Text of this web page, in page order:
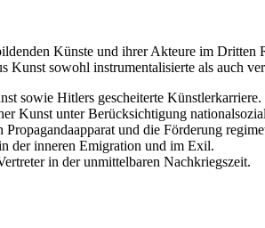
Künste und ihrer Akteure im
Kunst sowohl instrumentalisierte als auch
sowie Hitlers gescheiterte Künstlerkarriere.
Kunst unter Berücksichtigung
und die Förderung
der inneren Emigration und im Exil.
in der unmittelbaren Nachkriegszeit.